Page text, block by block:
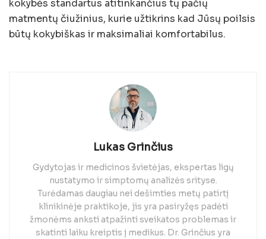
kokybės standartus atitinkančius tų pačių
matmentų čiužinius, kurie užtikrins kad Jūsų poilsis
būtų kokybiškas ir maksimaliai komfortabilus.
Lukas Grinčius
Gydytojas ir medicinos švietėjas, ekspertas ligų
nustatymo ir simptomų analizės srityse.
Turėdamas daugiau nei dešimties metų patirtį
klinikinėje praktikoje, jis yra pasiryžęs padėti
žmonėms anksti atpažinti sveikatos problemas ir
skatinti laiku kreiptis į medikus. Dr. Grinčius yra